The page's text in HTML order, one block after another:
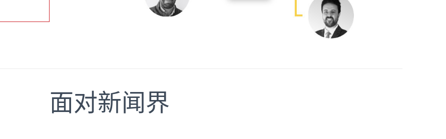
面对新闻界